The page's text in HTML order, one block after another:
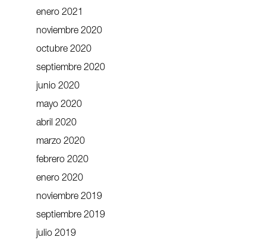
enero 2021
noviembre 2020
octubre 2020
septiembre 2020
junio 2020
mayo 2020
abril 2020
marzo 2020
febrero 2020
enero 2020
noviembre 2019
septiembre 2019
julio 2019